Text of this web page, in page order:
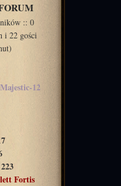
:: 0
i 22 gości
Majestic-12
223
Fortis